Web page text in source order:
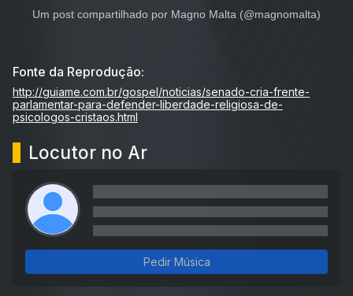
Um post compartilhado por Magno Malta (@magnomalta)
Fonte da Reprodução:
http://guiame.com.br/gospel/noticias/senado-cria-frente-
parlamentar-para-defender-liberdade-religiosa-de-
psicologos-cristaos.html
Locutor no Ar
Pedir Música